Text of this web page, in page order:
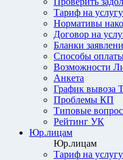
Тариф на
Нормативы
Договор на
Бланки
Способы
Возможности
Анкета
График вывоза
Проблемы КП
Типовые
Рейтинг УК
Юр.лицам
Юр.лицам
Тариф на